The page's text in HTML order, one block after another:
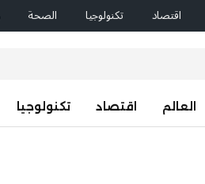
اقتصاد تكنولوجيا الصحة
العالم اقتصاد تكنولوجيا